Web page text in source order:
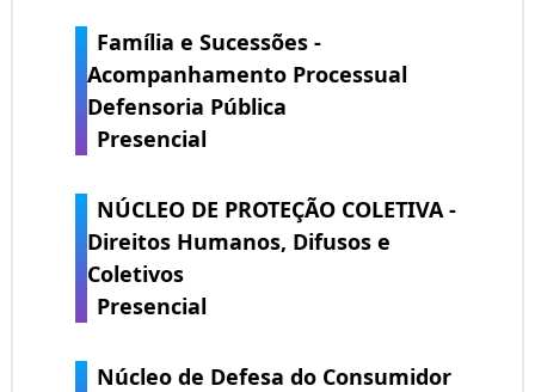
Família e Sucessões -
Acompanhamento Processual
Defensoria Pública
Presencial
NÚCLEO DE PROTEÇÃO COLETIVA -
Direitos Humanos, Difusos e
Coletivos
Presencial
Núcleo de Defesa do Consumidor